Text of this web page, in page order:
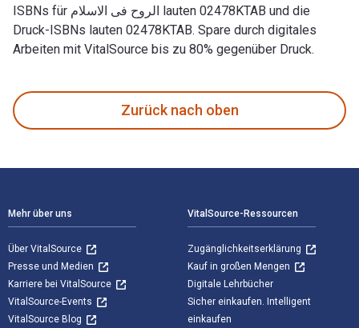
ISBNs für الروح فى الاسلام lauten 02478KTAB und die
Druck-ISBNs lauten 02478KTAB. Spare durch digitales
Arbeiten mit VitalSource bis zu 80% gegenüber Druck.
Zurück nach oben
Mehr über uns
Über VitalSource
Presse und Medien
Karriere bei VitalSource
VitalSource-Events
VitalSource Blog
VitalSource-Ressourcen
Zugänglichkeitserklärung
Kauf in großen Mengen
Digitale Lehrbücher
Sicher einkaufen. Intelligent
einkaufen